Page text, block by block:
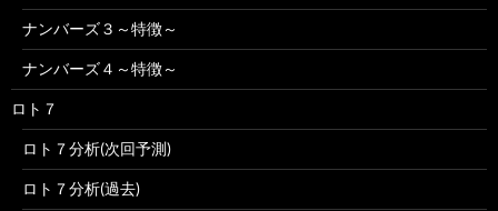
ナンバーズ３～特徴～
ナンバーズ４～特徴～
ロト７
ロト７分析(次回予測)
ロト７分析(過去)